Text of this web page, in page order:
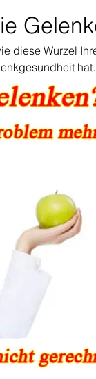
diese Wurzel
hat.